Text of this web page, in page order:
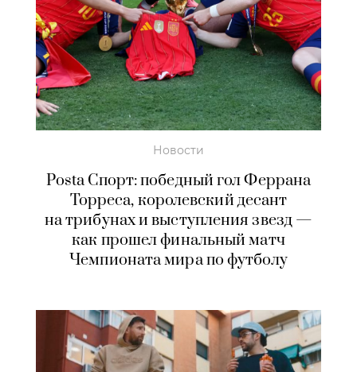
Новости
Posta Спорт: победный гол Феррана
Торреса, королевский десант
на трибунах и выступления звезд —
как прошел финальный матч
Чемпионата мира по футболу